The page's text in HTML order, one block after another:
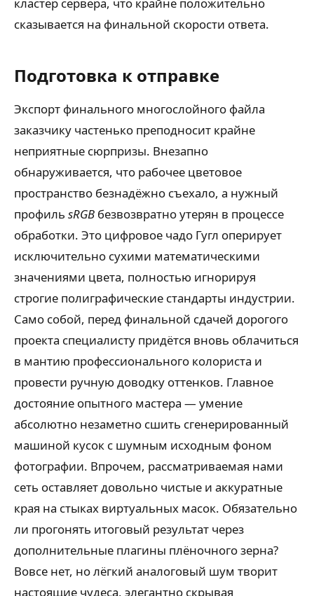
сказывается на финальной скорости ответа.
Подготовка к отправке
Экспорт финального многослойного файла
заказчику частенько преподносит крайне
неприятные сюрпризы. Внезапно
обнаруживается, что рабочее цветовое
пространство безнадёжно съехало, а нужный
профиль sRGB безвозвратно утерян в процессе
обработки. Это цифровое чадо Гугл оперирует
исключительно сухими математическими
значениями цвета, полностью игнорируя
строгие полиграфические стандарты индустрии.
Само собой, перед финальной сдачей дорогого
проекта специалисту придётся вновь облачиться
в мантию профессионального колориста и
провести ручную доводку оттенков. Главное
достояние опытного мастера — умение
абсолютно незаметно сшить сгенерированный
машиной кусок с шумным исходным фоном
фотографии. Впрочем, рассматриваемая нами
сеть оставляет довольно чистые и аккуратные
края на стыках виртуальных масок. Обязательно
ли прогонять итоговый результат через
дополнительные плагины плёночного зерна?
Вовсе нет, но лёгкий аналоговый шум творит
настоящие чудеса, элегантно скрывая